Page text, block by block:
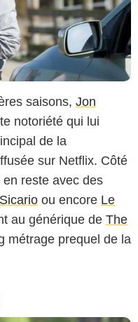
saisons, Jon
notoriété qui lui
de la
sur Netflix. Côté
reste avec des
Sicario ou encore Le
au générique de The
métrage prequel de la